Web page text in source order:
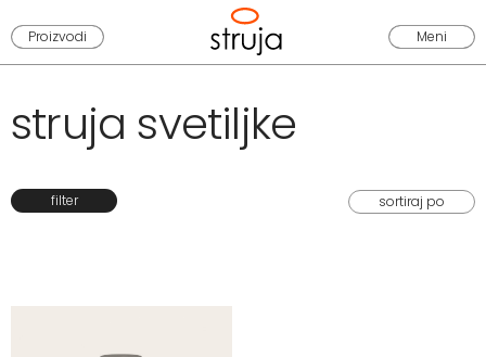
Proizvodi Meni
struja svetiljke
filter